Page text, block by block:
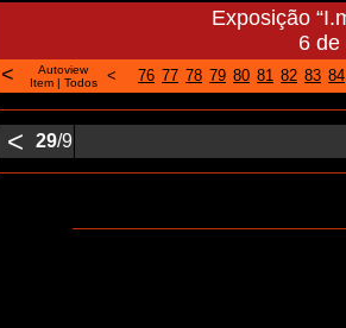
Exposição
6 de
<
Autoview
Item| Todos < 76 77 78 79 80 81 82 83 84
< 29/9